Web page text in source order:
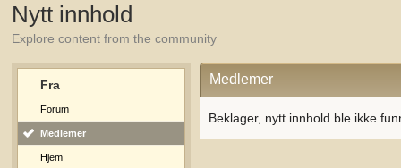
Nytt innhold
Explore content from the community
Fra
Forum
Medlemer
Hjem
Medlemer
Beklager, nytt innhold ble ikke